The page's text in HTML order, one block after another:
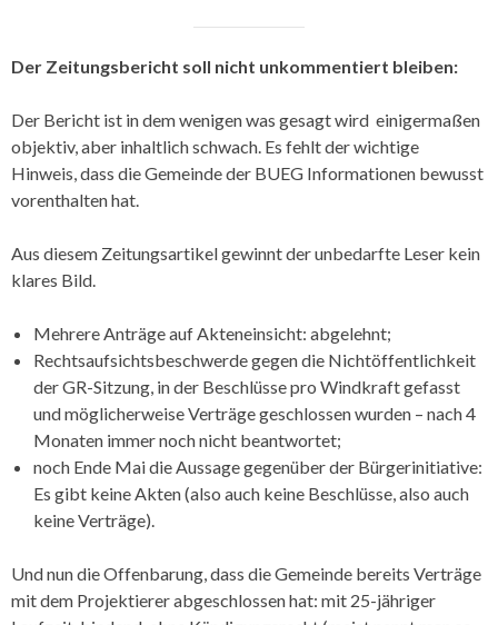
Der Zeitungsbericht soll nicht unkommentiert bleiben:
Der Bericht ist in dem wenigen was gesagt wird einigermaßen
objektiv, aber inhaltlich schwach. Es fehlt der wichtige
Hinweis, dass die Gemeinde der BUEG Informationen bewusst
vorenthalten hat.
Aus diesem Zeitungsartikel gewinnt der unbedarfte Leser kein
klares Bild.
Mehrere Anträge auf Akteneinsicht: abgelehnt;
Rechtsaufsichtsbeschwerde gegen die Nichtöffentlichkeit
der GR-Sitzung, in der Beschlüsse pro Windkraft gefasst
und möglicherweise Verträge geschlossen wurden – nach 4
Monaten immer noch nicht beantwortet;
noch Ende Mai die Aussage gegenüber der Bürgerinitiative:
Es gibt keine Akten (also auch keine Beschlüsse, also auch
keine Verträge).
Und nun die Offenbarung, dass die Gemeinde bereits Verträge
mit dem Projektierer abgeschlossen hat: mit 25-jähriger